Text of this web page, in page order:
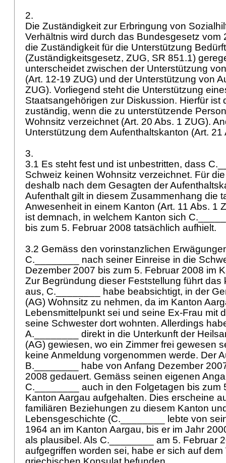
2.
Die Zuständigkeit zur Erbringung von
Verhältnis wird durch das Bundesgesetz vom
die Zuständigkeit für die Unterstützung
(Zuständigkeitsgesetz, ZUG, SR 851.1)
unterscheidet zwischen der Unterstützung
(Art. 12-19 ZUG) und der Unterstützung von
ZUG). Vorliegend steht die Unterstützung
Staatsangehörigen zur Diskussion. Hierfür ist
zuständig, wenn die zu unterstützende
Wohnsitz verzeichnet (Art. 20 Abs. 1 ZUG).
Unterstützung dem Aufenthaltskanton (Art. 21
3.
3.1 Es steht fest und ist unbestritten, dass
Schweiz keinen Wohnsitz verzeichnet. Für
deshalb nach dem Gesagten der
Aufenthalt gilt in diesem Zusammenhang die
Anwesenheit in einem Kanton (Art. 11 Abs. 1
ist demnach, in welchem Kanton sich
bis zum 5. Februar 2008 tatsächlich aufhielt.
3.2 Gemäss den vorinstanzlichen
C.________ nach seiner Einreise in die
Dezember 2007 bis zum 5. Februar 2008 im
Zur Begründung dieser Feststellung führt das
aus, C.________ habe beabsichtigt, in der
(AG) Wohnsitz zu nehmen, da im Kanton
Lebensmittelpunkt sei und seine Ex-Frau mit
seine Schwester dort wohnten. Allerdings
A.________ direkt in die Unterkunft der
(AG) gewiesen, wo ein Zimmer frei gewesen
keine Anmeldung vorgenommen werde. Der
B.________ habe von Anfang Dezember
2008 gedauert. Gemäss seinen eigenen
C.________ auch in den Folgetagen bis zum
Kanton Aargau aufgehalten. Dies erscheine
familiären Beziehungen zu diesem Kanton
Lebensgeschichte (C.________ lebte von
1964 an im Kanton Aargau, bis er im Jahr
als plausibel. Als C.________ am 5. Februar
aufgegriffen worden sei, habe er sich auf dem